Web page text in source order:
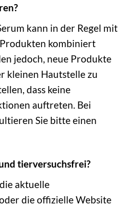
kann in der Regel mit
kombiniert
jedoch, neue Produkte
kleinen Hautstelle zu
dass keine
auftreten. Bei
Sie bitte einen
tierversuchsfrei?
aktuelle
die offizielle Website